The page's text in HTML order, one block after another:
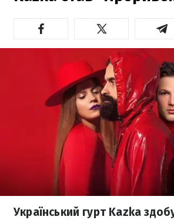
Український гурт Kazka